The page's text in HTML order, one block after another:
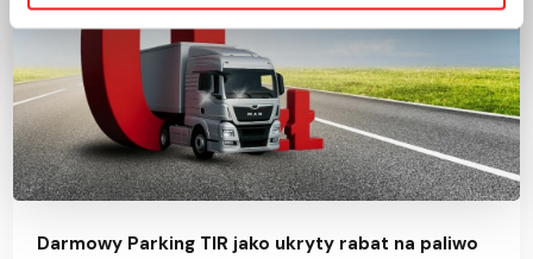
Darmowy Parking TIR jako ukryty rabat na paliwo